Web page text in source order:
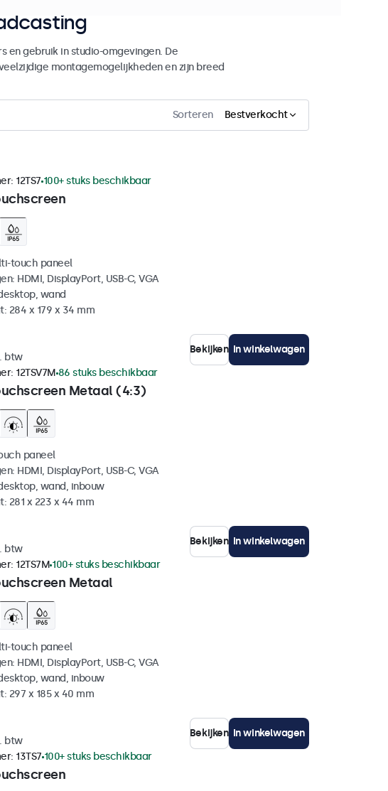
en gebruik in studio-omgevingen. De
montagemogelijkheden en zijn breed
Sorteren Bestverkocht
12TS7 100+ stuks beschikbaar
touch paneel
HDMI, DisplayPort, USB-C, VGA
wand
284 x 179 x 34 mm
btw
Bekijken In winkelwagen
Metaal (4:3)
12TSV7M 86 stuks beschikbaar
paneel
HDMI, DisplayPort, USB-C, VGA
wand, inbouw
281 x 223 x 44 mm
btw
Bekijken In winkelwagen
Metaal
12TS7M 100+ stuks beschikbaar
touch paneel
HDMI, DisplayPort, USB-C, VGA
wand, inbouw
297 x 185 x 40 mm
btw
Bekijken In winkelwagen
13TS7 100+ stuks beschikbaar